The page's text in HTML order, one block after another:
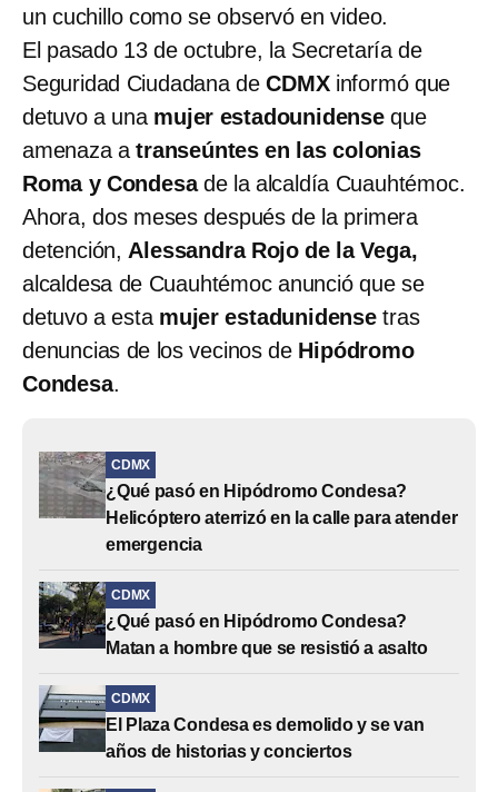
un cuchillo como se observó en video.
El pasado 13 de octubre, la Secretaría de
Seguridad Ciudadana deCDMX informó que
detuvo a una mujer estadounidenseque
amenaza atranseúntes en las colonias
Roma y Condesade la alcaldía Cuauhtémoc.
Ahora, dos meses después de la primera
detención, Alessandra Rojo de la Vega,
alcaldesa de Cuauhtémoc anunció que se
detuvo a esta mujer estadunidensetras
denuncias de los vecinos de Hipódromo
Condesa.
CDMX
¿Qué pasó en Hipódromo Condesa?
Helicóptero aterrizó en la calle para atender
emergencia
CDMX
¿Qué pasó en Hipódromo Condesa?
Matan a hombre que se resistió a asalto
CDMX
El Plaza Condesa es demolido y se van
años de historias y conciertos